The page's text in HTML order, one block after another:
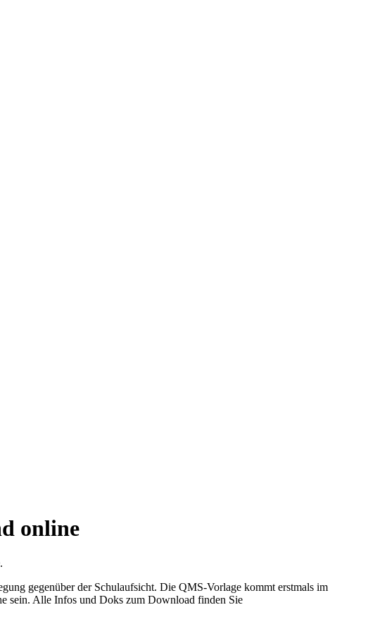
online
gegenüber der Schulaufsicht. Die QMS-Vorlage kommt erstmals im
sein. Alle Infos und Doks zum Download finden Sie